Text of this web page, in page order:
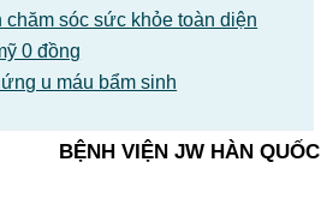
sóc sức khỏe toàn diện
0 đồng
u máu bẩm sinh
BỆNH VIỆN JW HÀN QUỐC